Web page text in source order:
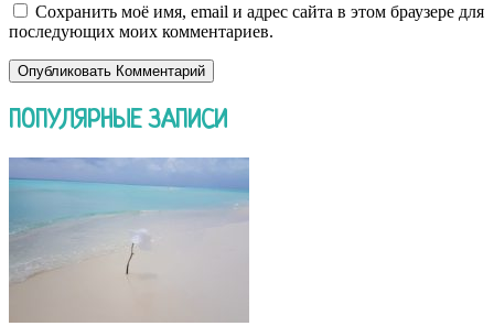
Сохранить моё имя, email и адрес сайта в этом браузере для
последующих моих комментариев.
ПОПУЛЯРНЫЕ ЗАПИСИ